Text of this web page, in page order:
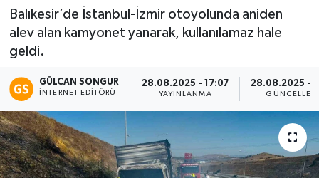
Balıkesir’de İstanbul-İzmir otoyolunda aniden
alev alan kamyonet yanarak, kullanılamaz hale
geldi.
GÜLCAN SONGUR
İNTERNET EDITÖRÜ
28.08.2025 - 17:07
YAYINLANMA
28.08.2025 -
Siyaset
Eğitim
Teknoloji
Asayiş
Resmi İlan